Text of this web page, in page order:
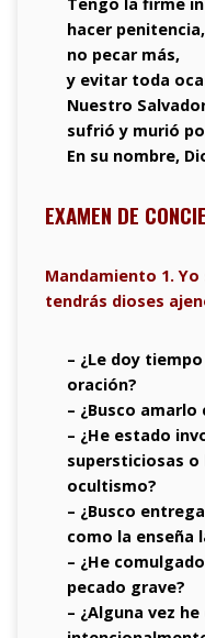
hacer penitencia,
no pecar más,
y evitar toda
Nuestro
sufrió y murió
En su nombre,
EXAMEN DE
Mandamiento 1.
tendrás dioses
– ¿Le doy
oración?
– ¿Busco
– ¿He estado
supersticiosas
ocultismo?
– ¿Busco
como la enseña
– ¿He
pecado grave?
– ¿Alguna vez